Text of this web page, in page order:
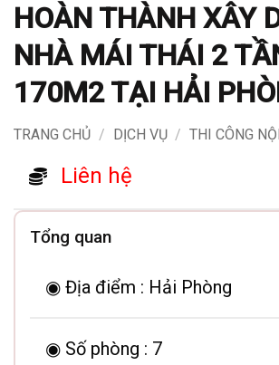
HOÀN THÀNH XÂY
NHÀ MÁI THÁI 2
170M2 TẠI HẢI
TRANG CHỦ / DỊCH VỤ / THI CÔNG
Liên hệ
Tổng quan
◉ Địa điểm : Hải Phòng
◉ Số phòng : 7